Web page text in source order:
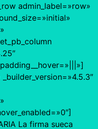
admin_label=»row»
La firma sueca